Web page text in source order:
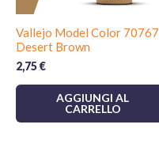
Vallejo Model Color 70767
Desert Brown
2,75€
AGGIUNGI AL
CARRELLO